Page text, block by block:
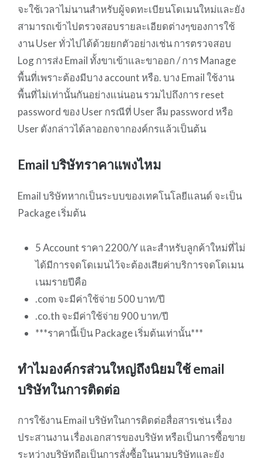
จะใช้เวลาไม่นานสำหรับผู้จดทะเบียนโดเมนใหม่และยัง
สามารถเข้าไปตรวจสอบรายละเอียดต่างๆของการใช้
งาน User ทั่วไปได้ด้วยยกตัวอย่างเช่น การตรวจสอบ
Log การส่ง Email ทั้งขาเข้าและขาออก / การ Manage
พื้นที่เพราะต้องมีบาง account หรือ. บาง Email ใช้งาน
พื้นที่ไม่เท่านั้นกันอย่างแน่นอน รวมไปถึงการ reset
password ของ User กรณีที่ User ลืม password หรือ
User ดังกล่าวได้ลาออกจากองค์กรแล้วเป็นต้น
Email บริษัทราคาแพงไหม
Email บริษัทหากเป็นระบบของเทคโนโลยีแลนด์ จะเป็น
Package เริ่มต้น
5 Account ราคา 2200/Y และสำหรับลูกค้าใหม่ที่ไม่
ได้มีการจดโดเมนไว้จะต้องเสียค่าบริการจดโดเมน
เนมรายปีคือ
.com จะมีค่าใช้จ่าย 500 บาท/ปี
.co.th จะมีค่าใช้จ่าย 900 บาท/ปี
***ราคานี้เป็น Package เริ่มต้นเท่านั้น***
ทำไมองค์กรส่วนใหญ่ถึงนิยมใช้ email
บริษัทในการติดต่อ
การใช้งาน Email บริษัทในการติดต่อสื่อสารเช่น เรื่อง
ประสานงาน เรื่องเอกสารของบริษัท หรือเป็นการซื้อขาย
ระหว่างบริษัทถือเป็นการสั่งซื้อในนามบริษัทและยัง